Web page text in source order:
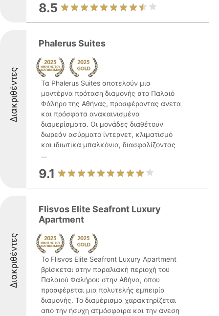
8.5
Διακριθέντες
Phalerus Suites
Τα Phalerus Suites αποτελούν μια
μοντέρνα πρόταση διαμονής στο Παλαιό
Φάληρο της Αθήνας, προσφέροντας άνετα
και πρόσφατα ανακαινισμένα
διαμερίσματα. Οι μονάδες διαθέτουν
δωρεάν ασύρματο ίντερνετ, κλιματισμό
και ιδιωτικά μπαλκόνια, διασφαλίζοντας
...
9.1
Διακριθέντες
Flisvos Elite Seafront Luxury
Apartment
Το Flisvos Elite Seafront Luxury Apartment
βρίσκεται στην παραλιακή περιοχή του
Παλαιού Φαλήρου στην Αθήνα, όπου
προσφέρεται μια πολυτελής εμπειρία
διαμονής. Το διαμέρισμα χαρακτηρίζεται
από την ήσυχη ατμόσφαιρα και την άνεση